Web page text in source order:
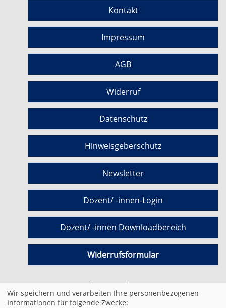
Kontakt
Impressum
AGB
Widerruf
Datenschutz
Hinweisgeberschutz
Newsletter
Dozent/ -innen-Login
Dozent/ -innen Downloadbereich
Widerrufsformular
Cookie Einstellungen
Wir speichern und verarbeiten Ihre personenbezogenen
Informationen für folgende Zwecke: